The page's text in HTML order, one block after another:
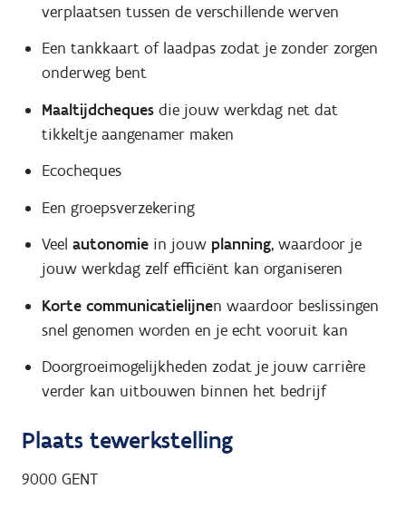
verplaatsen tussen de verschillende werven
Een tankkaart of laadpas zodat je zonder zorgen
onderweg bent
Maaltijdcheques die jouw werkdag net dat
tikkeltje aangenamer maken
Ecocheques
Een groepsverzekering
Veel autonomie in jouw planning, waardoor je
jouw werkdag zelf efficiënt kan organiseren
Korte communicatielijnen waardoor beslissingen
snel genomen worden en je echt vooruit kan
Doorgroeimogelijkheden zodat je jouw carrière
verder kan uitbouwen binnen het bedrijf
Plaats tewerkstelling
9000 GENT